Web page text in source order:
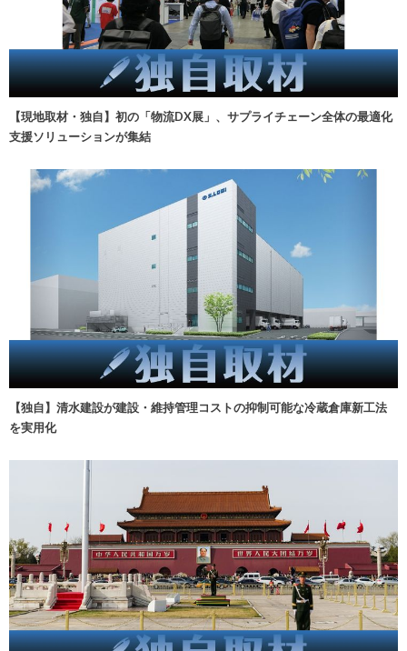
【現地取材・独自】初の「物流DX展」、サプライチェーン全体の最適化
支援ソリューションが集結
【独自】清水建設が建設・維持管理コストの抑制可能な冷蔵倉庫新工法
を実用化